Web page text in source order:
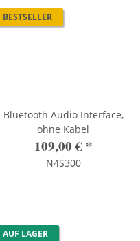
BESTSELLER
Bluetooth Audio Interface,
ohne Kabel
109,00 € *
N4S300
AUF LAGER